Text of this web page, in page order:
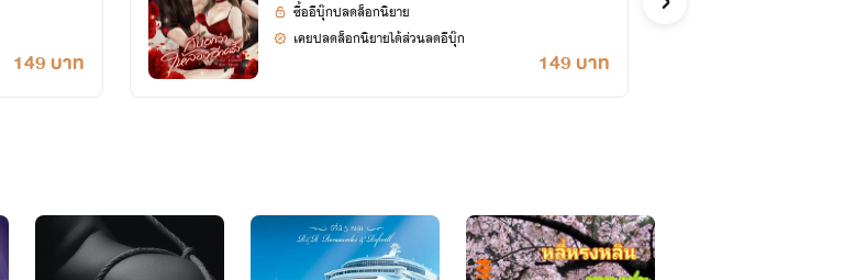
🌻 March 2018 to June 2021 🌻
149 บาท 149 บาท
ซื้ออีบุ๊กปลดล็อกนิยาย
เคยปลดล็อกนิยายได้ส่วนลดอีบุ๊ก